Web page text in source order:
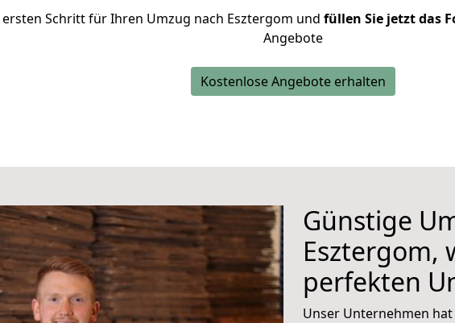
ersten Schritt für Ihren Umzug nach Esztergom und füllen Sie jetzt das
Angebote
Kostenlose Angebote erhalten
Günstige
Esztergom,
perfekten
Unser Unternehmen